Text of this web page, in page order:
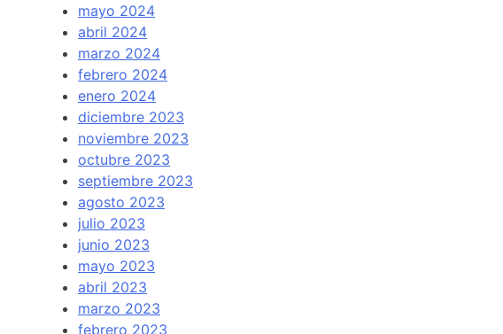
mayo 2024
abril 2024
marzo 2024
febrero 2024
enero 2024
diciembre 2023
noviembre 2023
octubre 2023
septiembre 2023
agosto 2023
julio 2023
junio 2023
mayo 2023
abril 2023
marzo 2023
febrero 2023